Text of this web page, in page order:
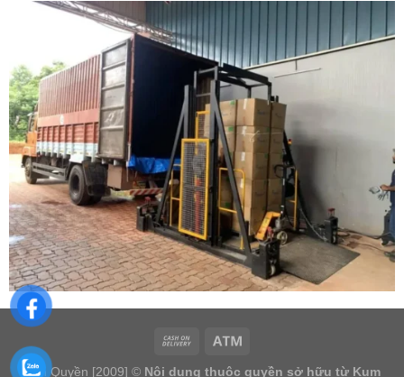
Bản Quyền [2009] © Nội dung thuộc quyền sở hữu từ Kum